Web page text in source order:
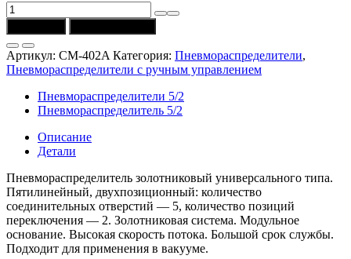
Количество
товара
Распределитель
CM-
402A
(5/2,
G1/8)
Univer
Артикул: CM-402A Категория: Пневмораспределители,
Пневмораспределители с ручным управлением
Пневмораспределители 5/2
Пневмораспределитель 5/2
Описание
Детали
Пневмораспределитель золотниковый универсального типа.
Пятилинейный, двухпозиционный: количество
соединительных отверстий — 5, количество позиций
переключения — 2. Золотниковая система. Модульное
основание. Высокая скорость потока. Большой срок службы.
Подходит для применения в вакууме.